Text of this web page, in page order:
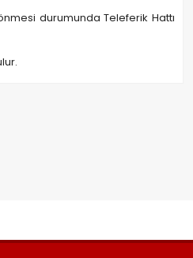
durumunda Teleferik Hattı